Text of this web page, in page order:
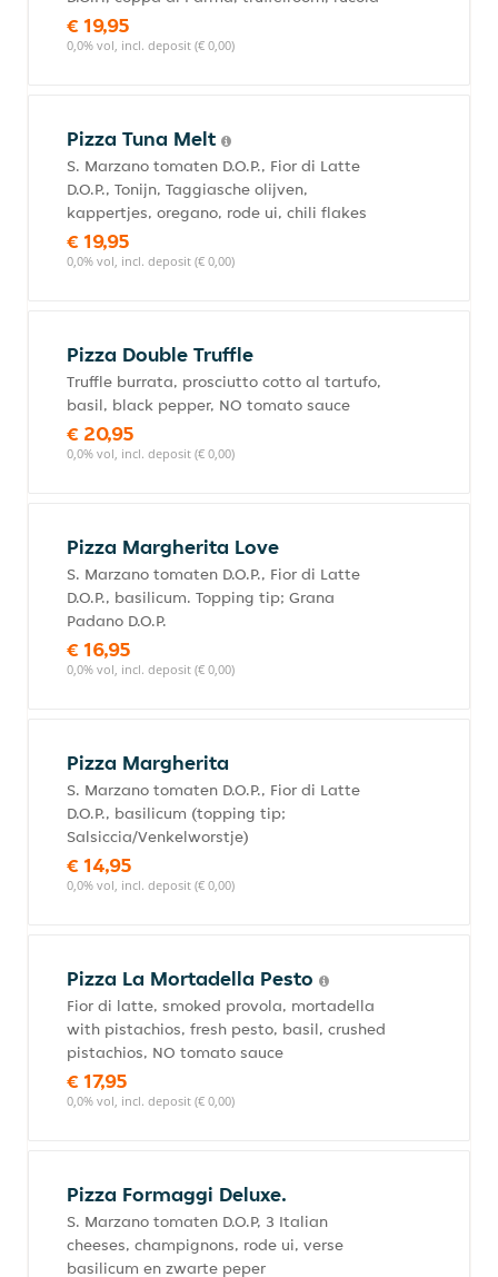
€ 19,95
0,0% vol, incl. deposit (€ 0,00)
Pizza Tuna Melt
S. Marzano tomaten D.O.P., Fior di Latte
D.O.P., Tonijn, Taggiasche olijven,
kappertjes, oregano, rode ui, chili flakes
€ 19,95
0,0% vol, incl. deposit (€ 0,00)
Pizza Double Truffle
Truffle burrata, prosciutto cotto al tartufo,
basil, black pepper, NO tomato sauce
€ 20,95
0,0% vol, incl. deposit (€ 0,00)
Pizza Margherita Love
S. Marzano tomaten D.O.P., Fior di Latte
D.O.P., basilicum. Topping tip; Grana
Padano D.O.P.
€ 16,95
0,0% vol, incl. deposit (€ 0,00)
Pizza Margherita
S. Marzano tomaten D.O.P., Fior di Latte
D.O.P., basilicum (topping tip;
Salsiccia/Venkelworstje)
€ 14,95
0,0% vol, incl. deposit (€ 0,00)
Pizza La Mortadella Pesto
Fior di latte, smoked provola, mortadella
with pistachios, fresh pesto, basil, crushed
pistachios, NO tomato sauce
€ 17,95
0,0% vol, incl. deposit (€ 0,00)
Pizza Formaggi Deluxe.
S. Marzano tomaten D.O.P, 3 Italian
cheeses, champignons, rode ui, verse
basilicum en zwarte peper